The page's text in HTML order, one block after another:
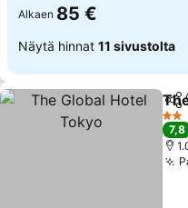
Alkaen 85 €
Näytä hinnat 11 sivustolta
Jaa
2
7,8